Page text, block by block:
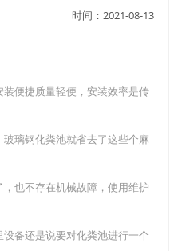
时间：2021-08-13
便捷质量轻便，安装效率是传
璃钢化粪池就省去了这些个麻
也不存在机械故障，使用维护
备还是说要对化粪池进行一个